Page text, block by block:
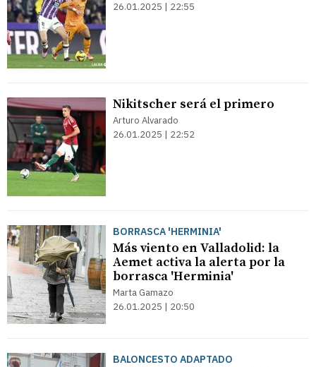
26.01.2025 | 22:55
Nikitscher será el primero
Arturo Alvarado
26.01.2025 | 22:52
BORRASCA 'HERMINIA'
Más viento en Valladolid: la
Aemet activa la alerta por la
borrasca 'Herminia'
Marta Gamazo
26.01.2025 | 20:50
BALONCESTO ADAPTADO